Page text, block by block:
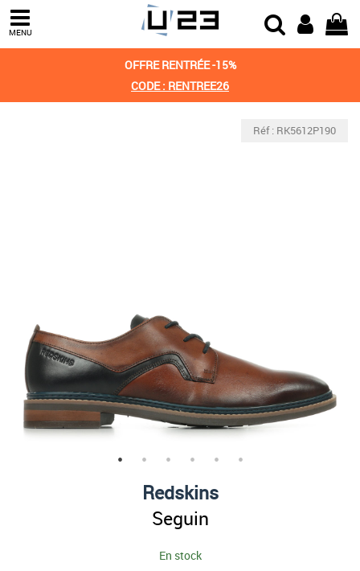
MENU
OFFRE RENTRÉE -15%
CODE : RENTREE26
Réf : RK5612P190
Redskins
Seguin
En stock